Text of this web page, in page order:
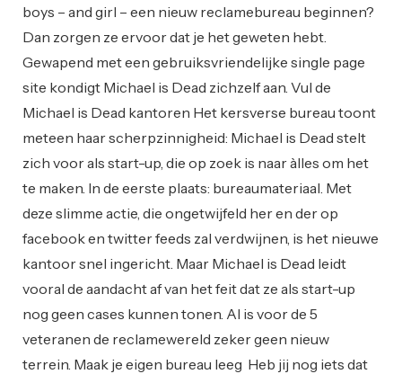
boys – and girl – een nieuw reclamebureau beginnen?
Dan zorgen ze ervoor dat je het geweten hebt.
Gewapend met een gebruiksvriendelijke single page
site kondigt Michael is Dead zichzelf aan. Vul de
Michael is Dead kantoren Het kersverse bureau toont
meteen haar scherpzinnigheid: Michael is Dead stelt
zich voor als start-up, die op zoek is naar àlles om het
te maken. In de eerste plaats: bureaumateriaal. Met
deze slimme actie, die ongetwijfeld her en der op
facebook en twitter feeds zal verdwijnen, is het nieuwe
kantoor snel ingericht. Maar Michael is Dead leidt
vooral de aandacht af van het feit dat ze als start-up
nog geen cases kunnen tonen. Al is voor de 5
veteranen de reclamewereld zeker geen nieuw
terrein. Maak je eigen bureau leeg Heb jij nog iets dat